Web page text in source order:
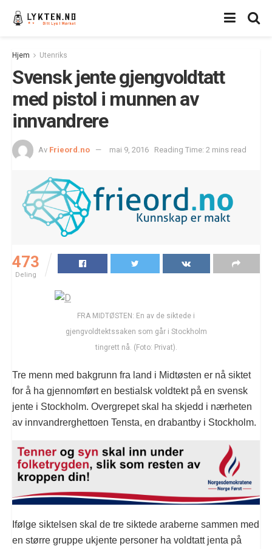
Hjem Utenriks
Svensk jente gjengvoldtatt
med pistol i munnen av
innvandrere
Av Frieord.no mai 9, 2016 Reading Time: 2 mins read
473
Deling
FRA MIDTØSTEN: En av de siktede i
gjengvoldtektssaken som går i Stockholm
tingrett nå. (Foto: Privat).
Tre menn med bakgrunn fra land i Midtøsten er nå siktet
for å ha gjennomført en bestialsk voldtekt på en svensk
jente i Stockholm. Overgrepet skal ha skjedd i nærheten
av innvandrerghettoen Tensta, en drabantby i Stockholm.
Ifølge siktelsen skal de tre siktede araberne sammen med
en større gruppe ukjente personer ha voldtatt jenta på